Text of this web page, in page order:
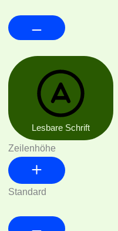
Lesbare Schrift
Zeilenhöhe
Standard